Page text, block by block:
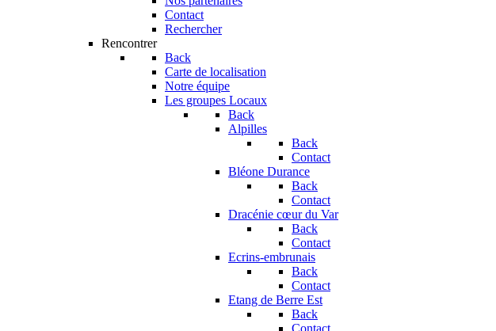
Contact
Rechercher
Rencontrer
Back
Carte de localisation
Notre équipe
Les groupes Locaux
Back
Alpilles
Back
Contact
Bléone Durance
Back
Contact
Dracénie cœur du Var
Back
Contact
Ecrins-embrunais
Back
Contact
Etang de Berre Est
Back
Contact